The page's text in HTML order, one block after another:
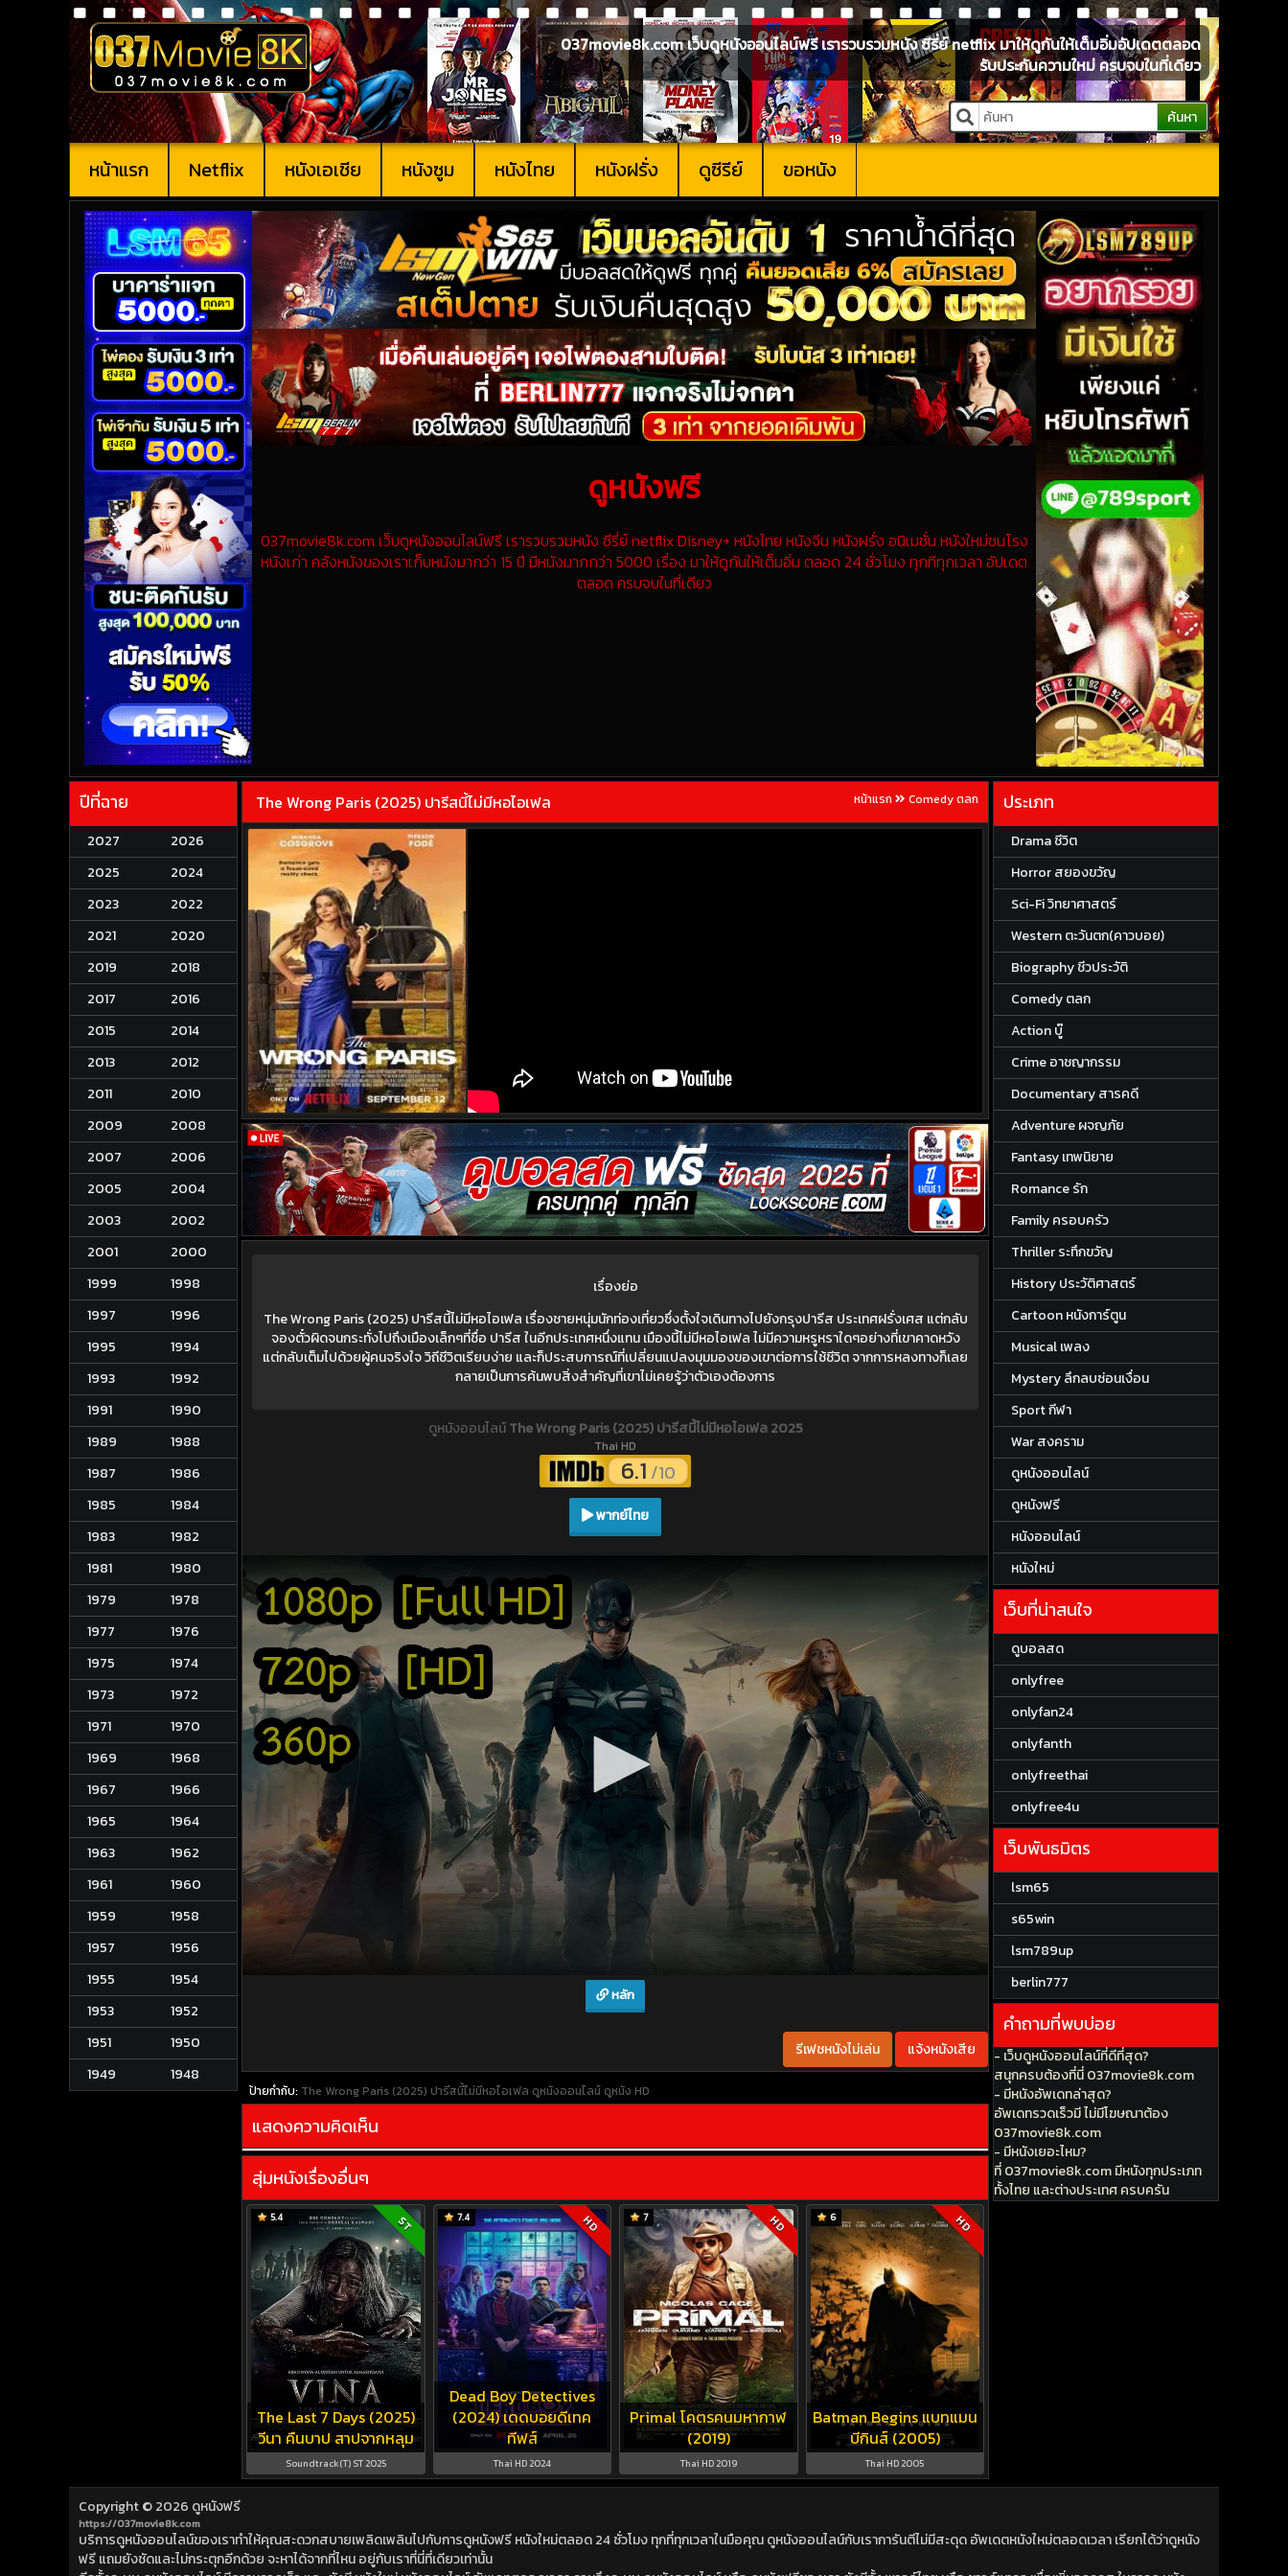
037movie8k.com เว็บดูหนังออนไลน์ฟรี เรารวบรวมหนัง ซีรี่ย์ netflix มาให้ดูกันให้เต็มอิ่มอัปเดตตลอด
รับประกันความใหม่ ครบจบในที่เดียว
ค้นหา
หน้าแรก Netflix หนังเอเชีย หนังซูม หนังไทย หนังฝรั่ง ดูซีรีย์ ขอหนัง
ดูหนังฟรี
037movie8k.com เว็บดูหนังออนไลน์ฟรี เรารวบรวมหนัง ซีรี่ย์ netflix Disney+ หนังไทย หนังจีน หนังฝรั่ง อนิเมชั่น หนังใหม่ชนโรง
หนังเก่า คลังหนังของเราเก็บหนังมากว่า 15 ปี มีหนังมากกว่า 5000 เรื่อง มาให้ดูกันให้เต็มอิ่ม ตลอด 24 ชั่วโมง ทุกทีทุกเวลา อัปเดต
ตลอด ครบจบในที่เดียว
ปีที่ฉาย
2027
2026
2025
2024
2023
2022
2021
2020
2019
2018
2017
2016
2015
2014
2013
2012
2011
2010
2009
2008
2007
2006
2005
2004
2003
2002
2001
2000
1999
1998
1997
1996
1995
1994
1993
1992
1991
1990
1989
1988
1987
1986
1985
1984
1983
1982
1981
1980
1979
1978
1977
1976
1975
1974
1973
1972
1971
1970
1969
1968
1967
1966
1965
1964
1963
1962
1961
1960
1959
1958
1957
1956
1955
1954
1953
1952
1951
1950
1949
1948
The Wrong Paris (2025) ปารีสนี้ไม่มีหอไอเฟล หน้าแรก Comedy ตลก
เรื่องย่อ
The Wrong Paris (2025) ปารีสนี้ไม่มีหอไอเฟล เรื่องชายหนุ่มนักท่องเที่ยวซึ่งตั้งใจเดินทางไปยังกรุงปารีส ประเทศฝรั่งเศส แต่กลับ
จองตั๋วผิดจนกระทั่งไปถึงเมืองเล็กๆที่ชื่อ ปารีส ในอีกประเทศหนึ่งแทน เมืองนี้ไม่มีหอไอเฟล ไม่มีความหรูหราใดๆอย่างที่เขาคาดหวัง
แต่กลับเต็มไปด้วยผู้คนจริงใจ วิถีชีวิตเรียบง่าย และก็ประสบการณ์ที่เปลี่ยนแปลงมุมมองของเขาต่อการใช้ชีวิต จากการหลงทางก็เลย
กลายเป็นการค้นพบสิ่งสำคัญที่เขาไม่เคยรู้ว่าตัวเองต้องการ
ดูหนังออนไลน์The Wrong Paris (2025) ปารีสนี้ไม่มีหอไอเฟล 2025
Thai HD
6.1 /10
พากย์ไทย
หลัก
รีเฟชหนังไม่เล่น แจ้งหนังเสีย
ป้ายกำกับ: The Wrong Paris (2025) ปารีสนี้ไม่มีหอไอเฟล ดูหนังออนไลน์ ดูหนัง HD
แสดงความคิดเห็น
สุ่มหนังเรื่องอื่นๆ
The Last 7 Days (2025)
วีนา คืนบาป สาปจากหลุม
5.4 ST
Soundtrack(T) ST 2025
Dead Boy Detectives
(2024) เดดบอยดีเทค
ทีฟส์
7.4 HD
Thai HD 2024
Primal โคตรคนมหากาฬ
(2019)
7 HD
Thai HD 2019
Batman Begins แบทแมน
บีกินส์ (2005)
6 HD
Thai HD 2005
ประเภท
Drama ชีวิต
Horror สยองขวัญ
Sci-Fi วิทยาศาสตร์
Western ตะวันตก(คาวบอย)
Biography ชีวประวัติ
Comedy ตลก
Action บู๊
Crime อาชญากรรม
Documentary สารคดี
Adventure ผจญภัย
Fantasy เทพนิยาย
Romance รัก
Family ครอบครัว
Thriller ระทึกขวัญ
History ประวัติศาสตร์
Cartoon หนังการ์ตูน
Musical เพลง
Mystery ลึกลบซ่อนเงื่อน
Sport กีฬา
War สงคราม
ดูหนังออนไลน์
ดูหนังฟรี
หนังออนไลน์
หนังใหม่
เว็บที่น่าสนใจ
ดูบอลสด
onlyfree
onlyfan24
onlyfanth
onlyfreethai
onlyfree4u
เว็บพันธมิตร
lsm65
s65win
lsm789up
berlin777
คำถามที่พบบ่อย
- เว็บดูหนังออนไลน์ที่ดีที่สุด?
สนุกครบต้องที่นี่ 037movie8k.com
- มีหนังอัพเดทล่าสุด?
อัพเดทรวดเร็วมี ไม่มีโฆษณาต้อง
037movie8k.com
- มีหนังเยอะไหม?
ที่ 037movie8k.com มีหนังทุกประเภท
ทั้งไทย และต่างประเทศ ครบครัน
Copyright © 2026 ดูหนังฟรี
https://037movie8k.com
บริการดูหนังออนไลน์ของเราทำให้คุณสะดวกสบายเพลิดเพลินไปกับการดูหนังฟรี หนังใหม่ตลอด 24 ชั่วโมง ทุกที่ทุกเวลาในมือคุณ ดูหนังออนไลน์กับเราการันตีไม่มีสะดุด อัพเดตหนังใหม่ตลอดเวลา เรียกได้ว่าดูหนัง
ฟรี แถมยังชัดและไม่กระตุกอีกด้วย จะหาได้จากที่ไหน อยู่กับเราที่นี่ที่เดียวเท่านั้น